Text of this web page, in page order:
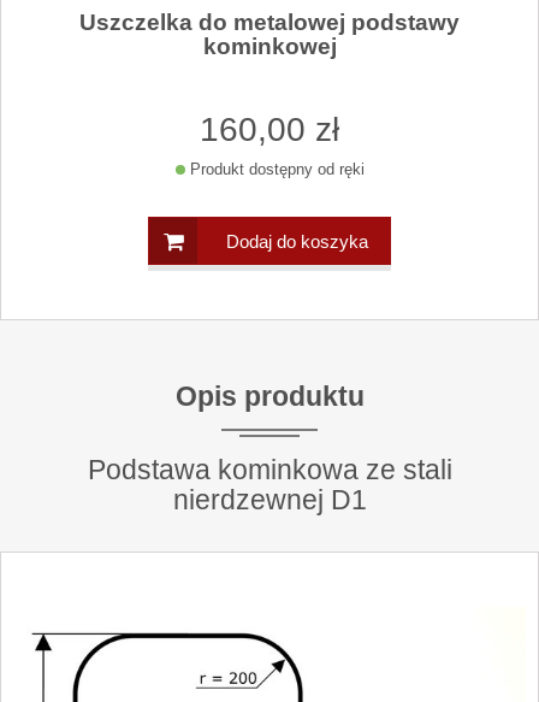
Uszczelka do metalowej podstawy
kominkowej
160,00 zł
Produkt dostępny od ręki
Dodaj do koszyka
Opis produktu
Podstawa kominkowa ze stali
nierdzewnej D1